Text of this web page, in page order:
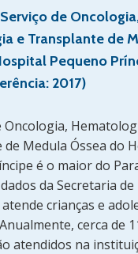
de
e Transplante de
Pequeno
2017)
Oncologia,
Medula Óssea do
é o maior do
da Secretaria de
crianças e
cerca de
atendidos na